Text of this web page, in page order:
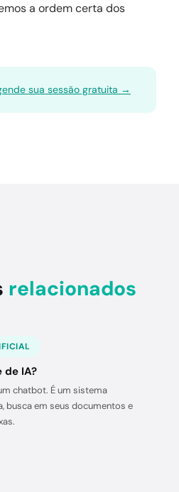
a ordem certa dos
sua sessão gratuita →
relacionados
de IA?
chatbot. É um sistema
busca em seus documentos e